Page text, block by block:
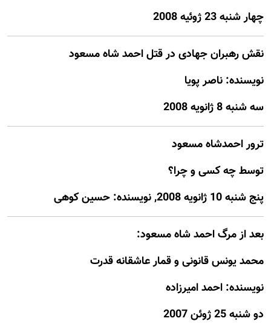
چهار شنبه 23 ژوئيه 2008
نقش رهبران جهادی در قتل احمد شاه مسعود
نويسنده: ناصر پويا
سه شنبه 8 ژانويه 2008
ترور احمدشاه مسعود
توسط چه کسی و چرا؟
پنج شنبه 10 ژانويه 2008, نويسنده: حسين کوهی
بعد از مرگ احمد شاه مسعود:
محمد یونس قانونی و قمار عاشقانه قدرت
نويسنده: احمد اميرزاده
دو شنبه 25 ژوئن 2007